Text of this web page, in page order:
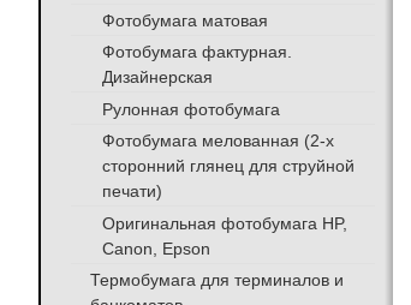
Фотобумага матовая
Фотобумага фактурная.
Дизайнерская
Рулонная фотобумага
Фотобумага мелованная (2-х
сторонний глянец для струйной
печати)
Оригинальная фотобумага HP,
Canon, Epson
Термобумага для терминалов и